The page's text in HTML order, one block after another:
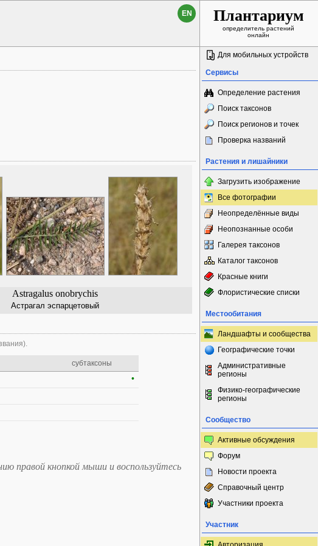
EN Плантариум
определитель растений
онлайн
Astragalus onobrychis
Астрагал эспарцетовый
субтаксоны
•
правой кнопкой мыши и воспользуйтесь
Для мобильных устройств
Сервисы
Определение растения
Поиск таксонов
Поиск регионов и точек
Проверка названий
Растения и лишайники
Загрузить изображение
Все фотографии
Неопределённые виды
Неопознанные особи
Галерея таксонов
Каталог таксонов
Красные книги
Флористические списки
Местообитания
Ландшафты и сообщества
Географические точки
Административные
регионы
Физико-географические
регионы
Сообщество
Активные обсуждения
Форум
Новости проекта
Справочный центр
Участники проекта
Участник